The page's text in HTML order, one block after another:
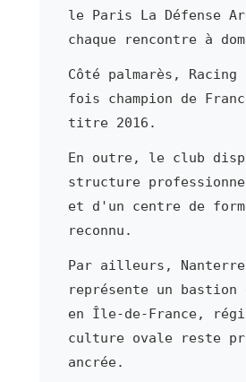
le Paris La Défense
chaque rencontre à
Côté palmarès,
fois champion de
titre 2016.
En outre, le club
structure
et d'un centre de
reconnu.
Par ailleurs, Nanterre
représente un bastion
en Île-de-France,
culture ovale reste
ancrée.